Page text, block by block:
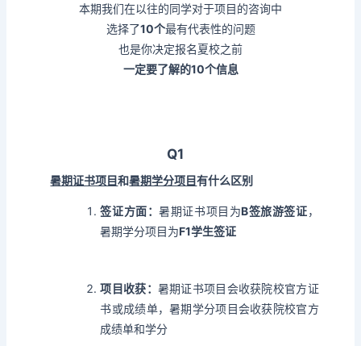
本期我们在以往的同学对于项目的咨询中
选择了10个最有代表性的问题
也是你决定报名夏校之前
一定要了解的10个信息
Q1
暑期证书项目和暑期学分项目有什么区别
签证方面：暑期证书项目为B签旅游签证，
暑期学分项目为F1学生签证
项目收获： 暑期证书项目会收获院校官方证
书或成绩单，暑期学分项目会收获院校官方
成绩单和学分